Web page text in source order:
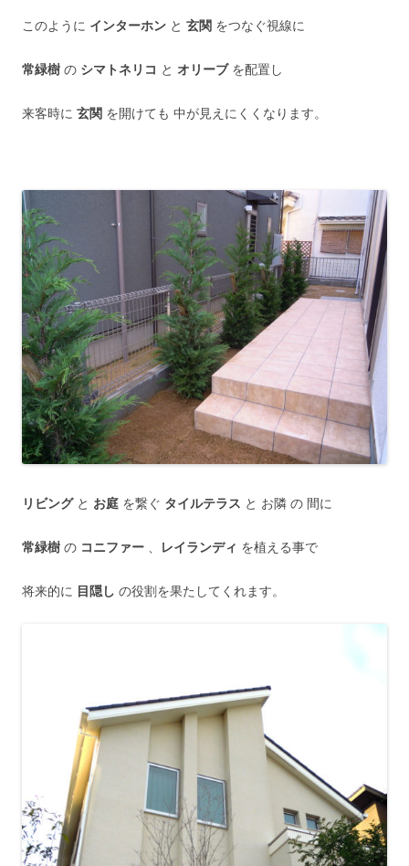
このように インターホン と 玄関 をつなぐ視線に
常緑樹 の シマトネリコ と オリーブを配置し
来客時に 玄関 を開けても 中が見えにくくなります。
リビングと お庭 を繋ぐ タイルテラス と お隣 の 間に
常緑樹 の コニファー レイランディ を植える事で
将来的に 目隠し の役割を果たしてくれます。